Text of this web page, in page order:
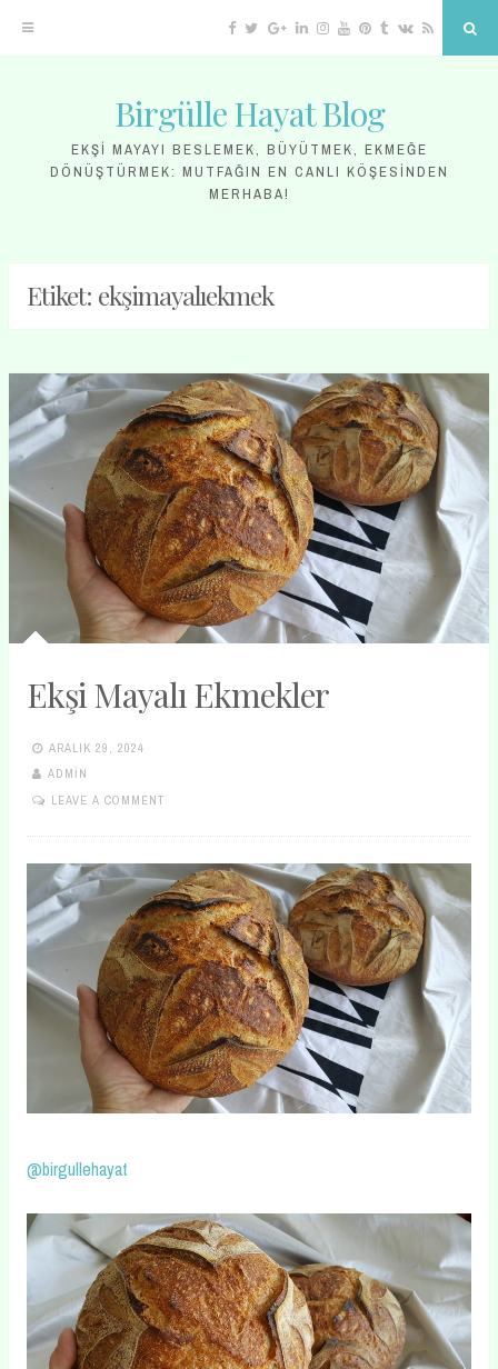
content
Facebook
TwitterGoogleLinkedin
Instagram
YouTube
Pinterest
Tumblr
VKRSS
Birgülle Hayat Blog
EKŞI MAYAYI BESLEMEK, BÜYÜTMEK, EKMEĞE
DÖNÜŞTÜRMEK: MUTFAĞIN EN CANLI KÖŞESINDEN
MERHABA!
Etiket: ekşimayalıekmek
Ekşi Mayalı Ekmekler
ARALIK 29, 2024
ADMIN
LEAVE A COMMENT
@birgullehayat